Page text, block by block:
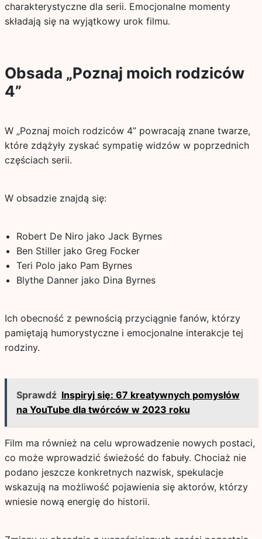
charakterystyczne dla serii. Emocjonalne momenty
składają się na wyjątkowy urok filmu.
Obsada „Poznaj moich rodziców
4”
W „Poznaj moich rodziców 4” powracają znane twarze,
które zdążyły zyskać sympatię widzów w poprzednich
częściach serii.
W obsadzie znajdą się:
Robert De Niro jako Jack Byrnes
Ben Stiller jako Greg Focker
Teri Polo jako Pam Byrnes
Blythe Danner jako Dina Byrnes
Ich obecność z pewnością przyciągnie fanów, którzy
pamiętają humorystyczne i emocjonalne interakcje tej
rodziny.
Sprawdź Inspiryj się: 67 kreatywnych pomysłów
na YouTube dla twórców w 2023 roku
Film ma również na celu wprowadzenie nowych postaci,
co może wprowadzić świeżość do fabuły. Chociaż nie
podano jeszcze konkretnych nazwisk, spekulacje
wskazują na możliwość pojawienia się aktorów, którzy
wniesie nową energię do historii.